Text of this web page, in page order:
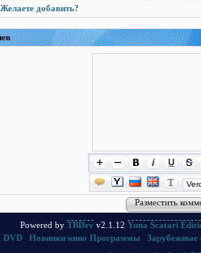
Желаете добавить?
Powered by TBDev v2.1.12 Yuna Scatari
| Новинки кино Программы Зарубежные